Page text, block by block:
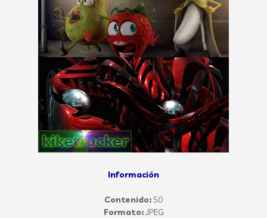
Información
Contenido: 50
Formato:JPEG